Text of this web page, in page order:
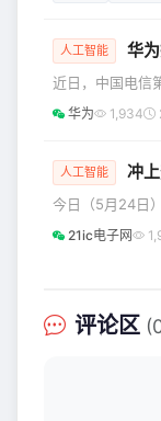
下来。Google
[把人类从循环里移走]。
AI界的**[复仇
人工智能 华为
近日，中国电信
“智云上海，智
活、AI赋能千行
模应用与生态
业务，智享美
华为 1,934
人工智能 冲上
今日（5月24日
“DeepSeek崩
使用时遭遇“服
DeepSeek的运
App出现大规模
21ic电子网
评论区